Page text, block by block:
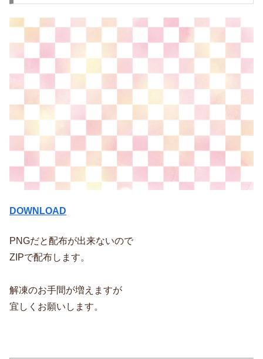
DOWNLOAD
PNGだと配布が出来ないので
ZIPで配布します。
解凍のお手間が増えますが
宜しくお願いします。